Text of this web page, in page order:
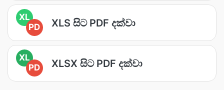
XL
PD
XLS සිට PDF දක්වා
XL
PD
XLSX සිට PDF දක්වා